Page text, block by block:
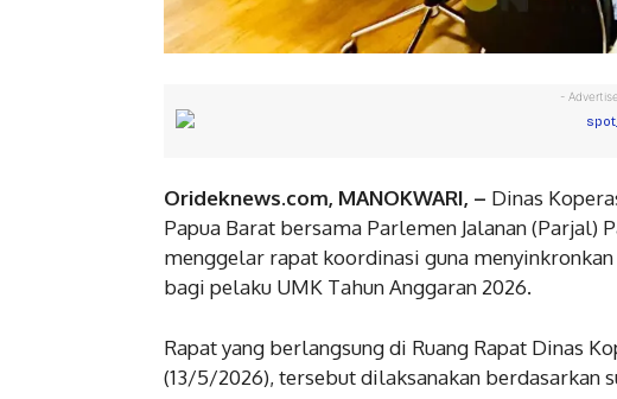
-
Orideknews.com, MANOKWARI, – Dinas
Papua Barat bersama Parlemen Jalanan (Parjal)
menggelar rapat koordinasi guna
bagi pelaku UMK Tahun Anggaran 2026.
Rapat yang berlangsung di Ruang Rapat Dinas
(13/5/2026), tersebut dilaksanakan berdasarkan